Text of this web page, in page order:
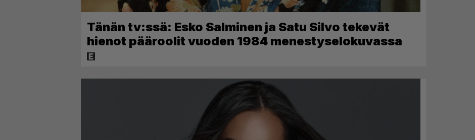
Tänän tv:ssä: Esko Salminen ja Satu Silvo tekevät
hienot pääroolit vuoden 1984 menestyselokuvassa